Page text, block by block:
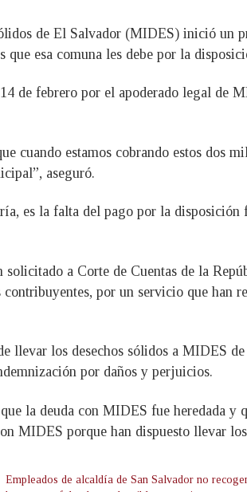
de El Salvador (MIDES) inició un
esa comuna les debe por la
de febrero por el apoderado legal de
cuando estamos cobrando estos dos
aseguró.
es la falta del pago por la
a Corte de Cuentas de la
por un servicio que han
llevar los desechos sólidos a MIDES
por daños y perjuicios.
la deuda con MIDES fue heredada y
MIDES porque han dispuesto llevar
Empleados de alcaldía de San Salvador no